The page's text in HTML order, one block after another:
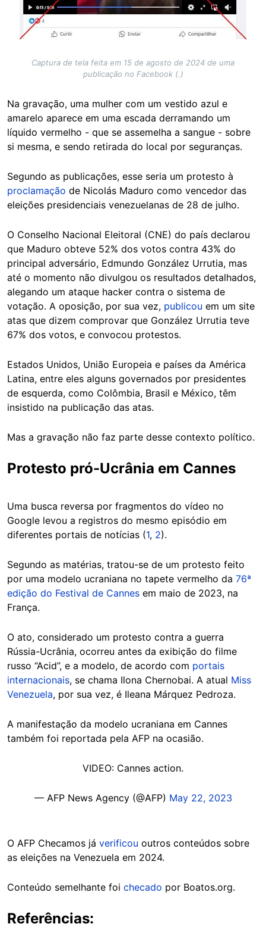
Captura de tela feita em 15 de agosto de 2024 de uma
publicação no Facebook (.)
Na gravação, uma mulher com um vestido azul e
amarelo aparece em uma escada derramando um
líquido vermelho - que se assemelha a sangue - sobre
si mesma, e sendo retirada do local por seguranças.
Segundo as publicações, esse seria um protesto à
proclamação de Nicolás Maduro como vencedor das
eleições presidenciais venezuelanas de 28 de julho.
O Conselho Nacional Eleitoral (CNE) do país declarou
que Maduro obteve 52% dos votos contra 43% do
principal adversário, Edmundo González Urrutia, mas
até o momento não divulgou os resultados detalhados,
alegando um ataque hacker contra o sistema de
votação. A oposição, por sua vez, publicou em um site
atas que dizem comprovar que González Urrutia teve
67% dos votos, e convocou protestos.
Estados Unidos, União Europeia e países da América
Latina, entre eles alguns governados por presidentes
de esquerda, como Colômbia, Brasil e México, têm
insistido na publicação das atas.
Mas a gravação não faz parte desse contexto político.
Protesto pró-Ucrânia em Cannes
Uma busca reversa por fragmentos do vídeo no
Google levou a registros do mesmo episódio em
diferentes portais de notícias (1, 2).
Segundo as matérias, tratou-se de um protesto feito
por uma modelo ucraniana no tapete vermelho da 76ª
edição do Festival de Cannes em maio de 2023, na
França.
O ato, considerado um protesto contra a guerra
Rússia-Ucrânia, ocorreu antes da exibição do filme
russo “Acid”, e a modelo, de acordo com portais
internacionais, se chama Ilona Chernobai. A atual Miss
Venezuela, por sua vez, é Ileana Márquez Pedroza.
A manifestação da modelo ucraniana em Cannes
também foi reportada pela AFP na ocasião.
VIDEO: Cannes action.
— AFP News Agency (@AFP) May 22, 2023
O AFP Checamos já verificou outros conteúdos sobre
as eleições na Venezuela em 2024.
Conteúdo semelhante foi checado por Boatos.org.
Referências: